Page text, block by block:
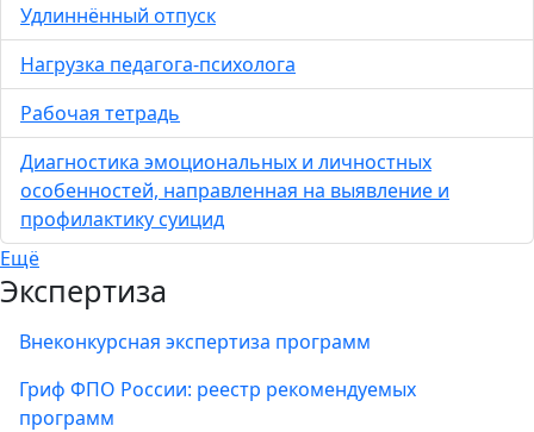
Удлиннённый отпуск
Нагрузка педагога-психолога
Рабочая тетрадь
Диагностика эмоциональных и личностных
особенностей, направленная на выявление и
профилактику суицид
Ещё
Экспертиза
Внеконкурсная экспертиза программ
Гриф ФПО России: реестр рекомендуемых
программ